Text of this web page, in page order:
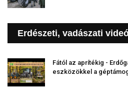
Erdészeti, vadászati
Fától az aprítékig -
eszközökkel a